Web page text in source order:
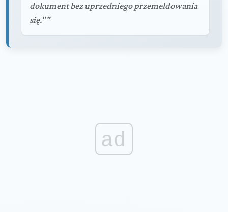
dokument bez uprzedniego przemeldowania
się.""
ad